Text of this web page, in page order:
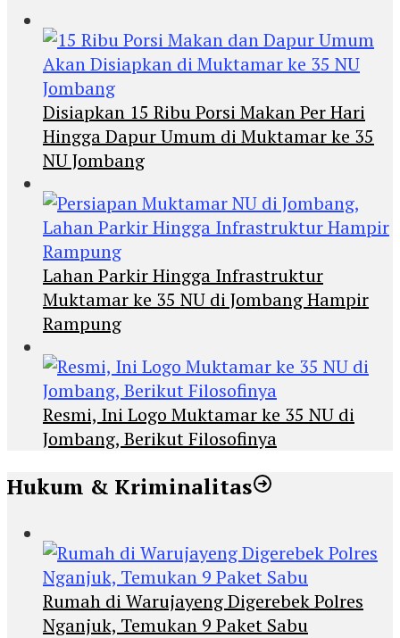
Disiapkan 15 Ribu Porsi Makan Per Hari
Hingga Dapur Umum di Muktamar ke 35
NU Jombang
Lahan Parkir Hingga Infrastruktur
Muktamar ke 35 NU di Jombang Hampir
Rampung
Resmi, Ini Logo Muktamar ke 35 NU di
Jombang, Berikut Filosofinya
Hukum & Kriminalitas
Rumah di Warujayeng Digerebek Polres
Nganjuk, Temukan 9 Paket Sabu